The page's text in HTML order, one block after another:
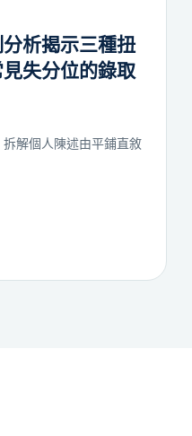
析揭示三種扭
失分位的錄取
解個人陳述由平鋪直敘